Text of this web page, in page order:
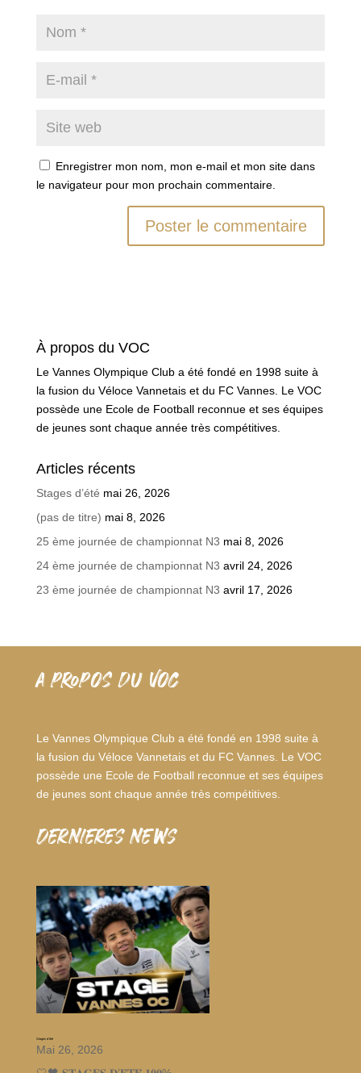
Enregistrer mon nom, mon e-mail et mon site dans
le navigateur pour mon prochain commentaire.
À propos du VOC
Le Vannes Olympique Club a été fondé en 1998 suite à
la fusion du Véloce Vannetais et du FC Vannes. Le VOC
possède une Ecole de Football reconnue et ses équipes
de jeunes sont chaque année très compétitives.
Articles récents
Stages d’été mai 26, 2026
(pas de titre) mai 8, 2026
25 ème journée de championnat N3 mai 8, 2026
24 ème journée de championnat N3 avril 24, 2026
23 ème journée de championnat N3 avril 17, 2026
A PROPOS DU VOC
Le Vannes Olympique Club a été fondé en 1998 suite à
la fusion du Véloce Vannetais et du FC Vannes. Le VOC
possède une Ecole de Football reconnue et ses équipes
de jeunes sont chaque année très compétitives.
dernieres news
Stages d’été
Mai 26, 2026